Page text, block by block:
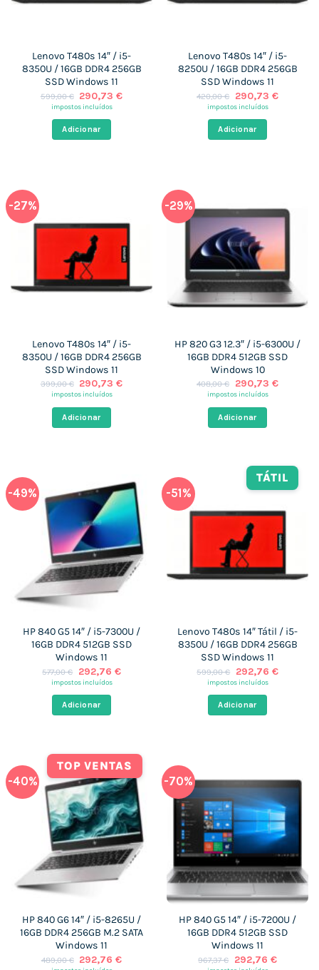
Lenovo T480s 14″ / i5-
8350U / 16GB DDR4 256GB
SSD Windows 11
599,00€ O
preço
era:
599,00 €.
290,73€O
impostos incluídos
Adicionar
Lenovo T480s 14″ / i5-
8250U / 16GB DDR4 256GB
SSD Windows 11
420,00€
O
preço
era:
420,00 €.
290,73 €O
impostos incluídos
Adicionar
-27%
Lenovo T480s 14″ / i5-
8350U / 16GB DDR4 256GB
SSD Windows 11
399,00€ O
preço
era:
399,00 €.
290,73€O
impostos incluídos
Adicionar
-29%
HP 820 G3 12.3″ / i5-6300U /
16GB DDR4 512GB SSD
Windows 10
408,00€
O
preço
era:
408,00 €.
290,73 €O
impostos incluídos
Adicionar
-49%
HP 840 G5 14″ / i5-7300U /
16GB DDR4 512GB SSD
Windows 11
577,00€
O
preço
era:
577,00 €.
292,76 €O
impostos incluídos
Adicionar
-51%
TÁTIL
Lenovo T480s 14″ Tátil / i5-
8350U / 16GB DDR4 256GB
SSD Windows 11
599,00€
O
preço
era:
599,00 €.
292,76 €O
impostos incluídos
Adicionar
-40%
TOP VENTAS
HP 840 G6 14″ / i5-8265U /
16GB DDR4 256GB M.2 SATA
Windows 11
489,00€ O
292,76€O
-70%
HP 840 G5 14″ / i5-7200U /
16GB DDR4 512GB SSD
Windows 11
967,37€
O
292,76 €O